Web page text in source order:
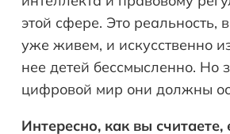
этой сфере. Это реальность,
уже живем, и искусственно
нее детей бессмысленно. Но
цифровой мир они должны
Интересно, как вы считаете,